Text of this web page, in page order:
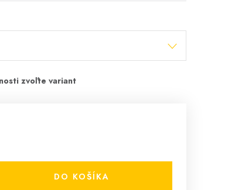
DO KOŠÍKA